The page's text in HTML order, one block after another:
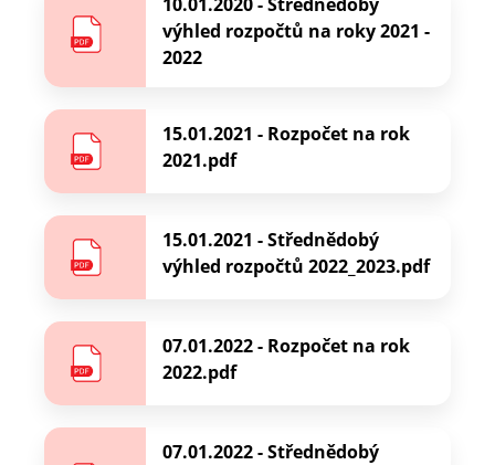
výhled rozpočtů na roky 2021 -
2022
15.01.2021 - Rozpočet na rok
2021.pdf
15.01.2021 - Střednědobý
výhled rozpočtů 2022_2023.pdf
07.01.2022 - Rozpočet na rok
2022.pdf
07.01.2022 - Střednědobý